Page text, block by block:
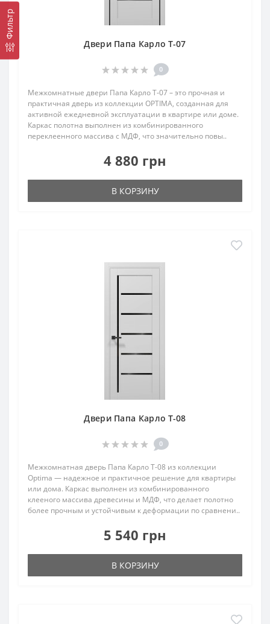
Фильтр
Двери Папа Карло T-07
0
Межкомнатные двери Папа Карло T‑07 – это прочная и
практичная дверь из коллекции OPTIMA, созданная для
активной ежедневной эксплуатации в квартире или доме.
Каркас полотна выполнен из комбинированного
переклеенного массива с МДФ, что значительно повы..
4 880 грн
В КОРЗИНУ
Двери Папа Карло T-08
0
Межкомнатная дверь Папа Карло T-08 из коллекции
Optima — надежное и практичное решение для квартиры
или дома. Каркас выполнен из комбинированного
клееного массива древесины и МДФ, что делает полотно
более прочным и устойчивым к деформации по сравнени..
5 540 грн
В КОРЗИНУ